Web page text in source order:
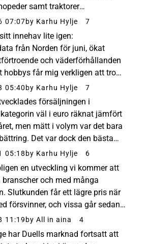
samt traktorer
visar förbättring. Marknaden rör
Även i juni slogs förra årets
illa...
07:07by Karhu Hylje 7
innehav lite igen:
från Norden för juni, ökat
och väderförhållanden
hobbys får mig verkligen att tro
att nå en god omsättning i
under Q4. Jag vet inte om
katastrofala läge ens kan f...
05:40 by Karhu Hylje 7
försäljningen i
väl i euro räknat jämfört
men mätt i volym var det bara
Det var dock den bästa
sedan 2023.
05:18 by Karhu Hylje 6
en utveckling vi kommer att
och med många
Slutkunden får ett lägre pris när
försvinner, och vissa går sedan
där det bara finns en
inga återförsäljare. Jag tror att
att ha ...
11:19 by All in aina 4
har Duells marknad fortsatt att